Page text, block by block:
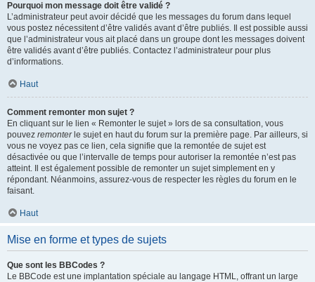
Pourquoi mon message doit être validé ?
L’administrateur peut avoir décidé que les messages du forum dans lequel
vous postez nécessitent d’être validés avant d’être publiés. Il est possible aussi
que l’administrateur vous ait placé dans un groupe dont les messages doivent
être validés avant d’être publiés. Contactez l’administrateur pour plus
d’informations.
Haut
Comment remonter mon sujet ?
En cliquant sur le lien « Remonter le sujet » lors de sa consultation, vous
pouvez remonterle sujet en haut du forum sur la première page. Par ailleurs, si
vous ne voyez pas ce lien, cela signifie que la remontée de sujet est
désactivée ou que l’intervalle de temps pour autoriser la remontée n’est pas
atteint. Il est également possible de remonter un sujet simplement en y
répondant. Néanmoins, assurez-vous de respecter les règles du forum en le
faisant.
Haut
Mise en forme et types de sujets
Que sont les BBCodes ?
Le BBCode est une implantation spéciale au langage HTML, offrant un large